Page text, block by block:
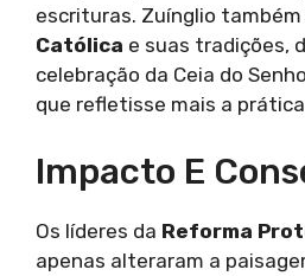
escrituras. Zuínglio também
Católica e suas tradições,
celebração da Ceia do
que refletisse mais a
Impacto E
Os líderes da Reforma
apenas alteraram a